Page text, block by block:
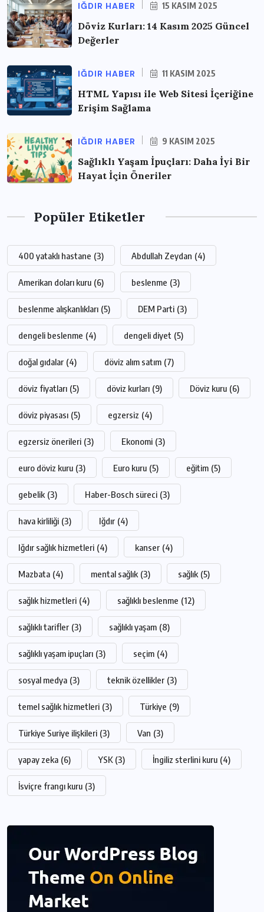
IĞDIR HABER 15 KASIM 2025
Döviz Kurları: 14 Kasım 2025 Güncel
Değerler
IĞDIR HABER 11 KASIM 2025
HTML Yapısı ile Web Sitesi İçeriğine
Erişim Sağlama
IĞDIR HABER 9 KASIM 2025
Sağlıklı Yaşam İpuçları: Daha İyi Bir
Hayat İçin Öneriler
Popüler Etiketler
400 yataklı hastane (3) Abdullah Zeydan (4)
Amerikan doları kuru (6) beslenme (3)
beslenme alışkanlıkları (5) DEM Parti (3)
dengeli beslenme (4) dengeli diyet (5)
doğal gıdalar (4) döviz alım satım (7)
döviz fiyatları (5) döviz kurları (9) Döviz kuru (6)
döviz piyasası (5) egzersiz (4)
egzersiz önerileri (3) Ekonomi (3)
euro döviz kuru (3) Euro kuru (5) eğitim (5)
gebelik (3) Haber-Bosch süreci (3)
hava kirliliği (3) Iğdır (4)
Iğdır sağlık hizmetleri (4) kanser (4)
Mazbata (4) mental sağlık (3) sağlık (5)
sağlık hizmetleri (4) sağlıklı beslenme (12)
sağlıklı tarifler (3) sağlıklı yaşam (8)
sağlıklı yaşam ipuçları (3) seçim (4)
sosyal medya (3) teknik özellikler (3)
temel sağlık hizmetleri (3) Türkiye (9)
Türkiye Suriye ilişkileri (3) Van (3)
yapay zeka (6) YSK (3) İngiliz sterlini kuru (4)
İsviçre frangı kuru (3)